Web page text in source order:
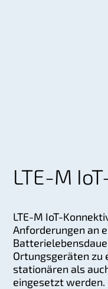
LTE-M
LTE-M IoT-
Anforderungen an
Ortungsgeräten zu
stationären als
eingesetzt werden.